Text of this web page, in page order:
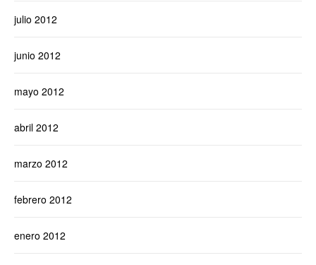
julio 2012
junio 2012
mayo 2012
abril 2012
marzo 2012
febrero 2012
enero 2012